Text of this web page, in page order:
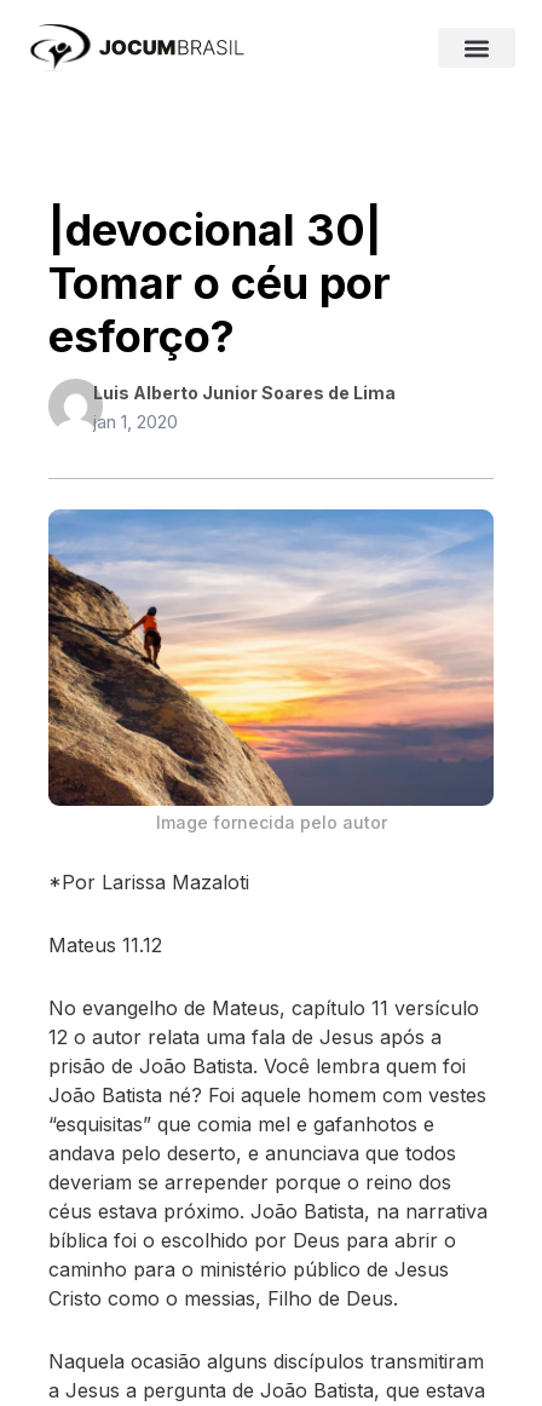
para
|devocional 30|
Tomar o céu por
esforço?
Luis Alberto Junior Soares de Lima
jan 1, 2020
Image fornecida pelo autor
*Por Larissa Mazaloti
Mateus 11.12
No evangelho de Mateus, capítulo 11 versículo
12 o autor relata uma fala de Jesus após a
prisão de João Batista. Você lembra quem foi
João Batista né? Foi aquele homem com vestes
“esquisitas” que comia mel e gafanhotos e
andava pelo deserto, e anunciava que todos
deveriam se arrepender porque o reino dos
céus estava próximo. João Batista, na narrativa
bíblica foi o escolhido por Deus para abrir o
caminho para o ministério público de Jesus
Cristo como o messias, Filho de Deus.
Naquela ocasião alguns discípulos transmitiram
a Jesus a pergunta de João Batista, que estava